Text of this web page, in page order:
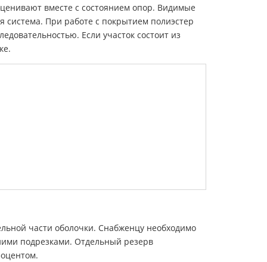
вместе с состоянием опор. Видимые
система. При работе с покрытием полиэстер
Если участок состоит из
части оболочки. Снабженцу необходимо
подрезками. Отдельный резерв